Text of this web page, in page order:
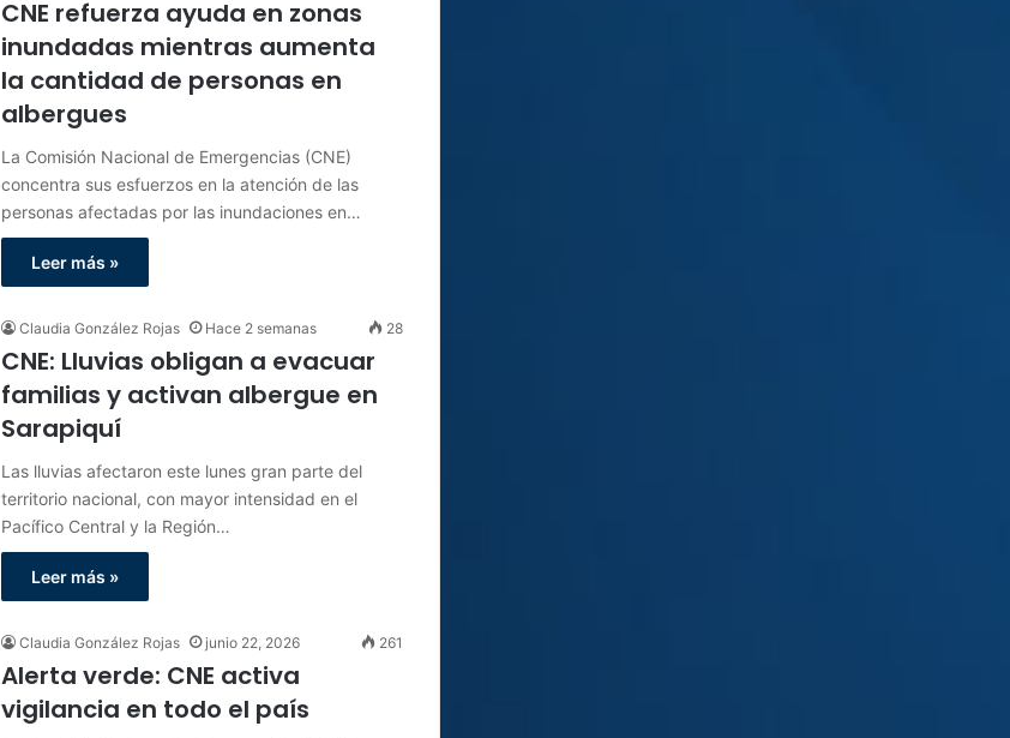
CNE refuerza ayuda en zonas
inundadas mientras aumenta
la cantidad de personas en
albergues
La Comisión Nacional de Emergencias (CNE)
concentra sus esfuerzos en la atención de las
personas afectadas por las inundaciones en…
Leer más »
Claudia González Rojas Hace 2 semanas 28
CNE: Lluvias obligan a evacuar
familias y activan albergue en
Sarapiquí
Las lluvias afectaron este lunes gran parte del
territorio nacional, con mayor intensidad en el
Pacífico Central y la Región…
Leer más »
Claudia González Rojas junio 22, 2026 261
Alerta verde: CNE activa
vigilancia en todo el país